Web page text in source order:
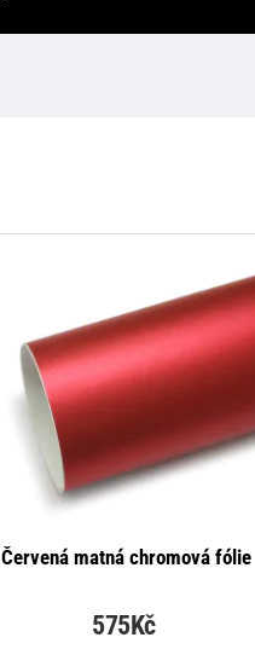
NOVINKA
Červená matná chromová fólie
575Kč